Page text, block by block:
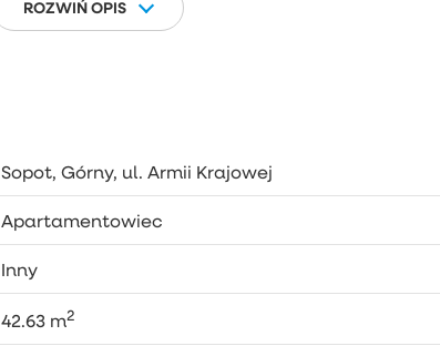
ROZWIŃ OPIS
Sopot, Górny, ul. Armii Krajowej
Apartamentowiec
Inny
42.63 m2